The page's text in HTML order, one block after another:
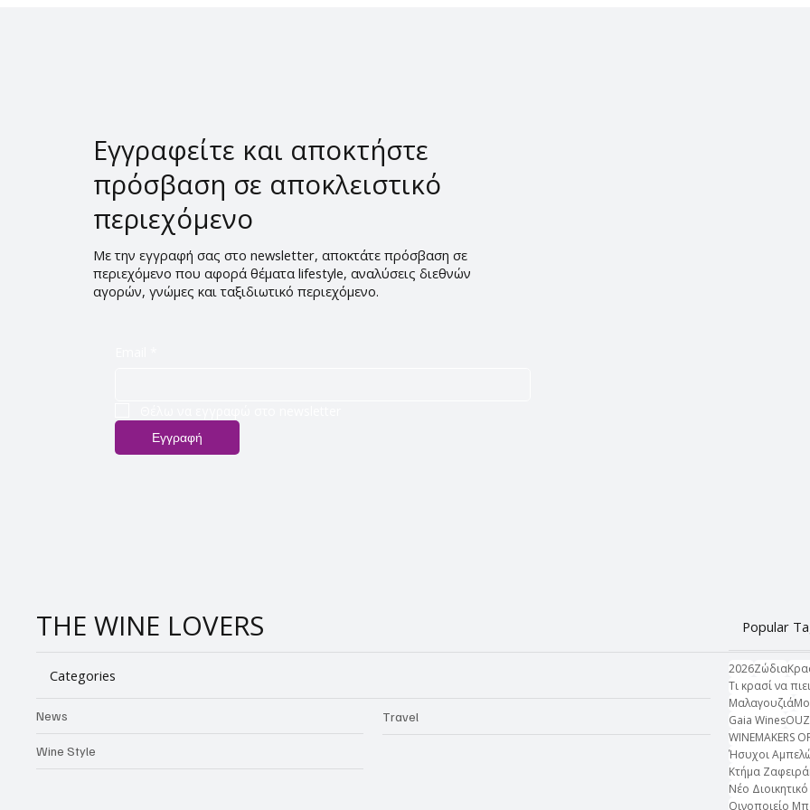
Εγγραφείτε και αποκτήστε
πρόσβαση σε αποκλειστικό
περιεχόμενο
Με την εγγραφή σας στο newsletter, αποκτάτε πρόσβαση σε
περιεχόμενο που αφορά θέματα lifestyle, αναλύσεις διεθνών
αγορών, γνώμες και ταξιδιωτικό περιεχόμενο.
Εγγραφή
THE WINE LOVERS
Categories
News
Wine Style
Travel
Popular
2026Ζώδια
Τι κρασί να
Μαλαγουζιά
Gaia Wines
WINEMAKERS
Ήσυχοι
Κτήμα
Νέο
Οινοποιείο